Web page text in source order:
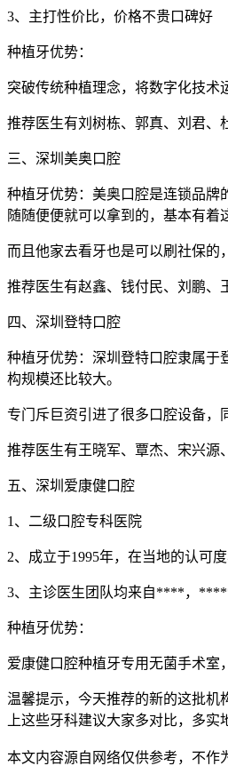
3、主打性价比，价格不贵口碑好
种植牙优势：
突破传统种植理念，将数字化技术
推荐医生有刘树栋、郭真、刘君、
三、深圳美奥口腔
种植牙优势：美奥口腔是连锁品牌
随随便便就可以拿到的，基本有着
而且他家去看牙也是可以刷社保的
推荐医生有赵鑫、钱付民、刘鹏、
四、深圳登特口腔
种植牙优势：深圳登特口腔隶属于
构规模还比较大。
专门斥巨资引进了很多口腔设备，
推荐医生有王晓军、覃杰、宋兴源
五、深圳爱康健口腔
1、二级口腔专科医院
2、成立于1995年，在当地的认可
3、主诊医生团队均来自****，
种植牙优势：
爱康健口腔种植牙专用无菌手术室
温馨提示，今天推荐的新的这批机
上这些牙科建议大家多对比，多
本文内容源自网络仅供参考，不